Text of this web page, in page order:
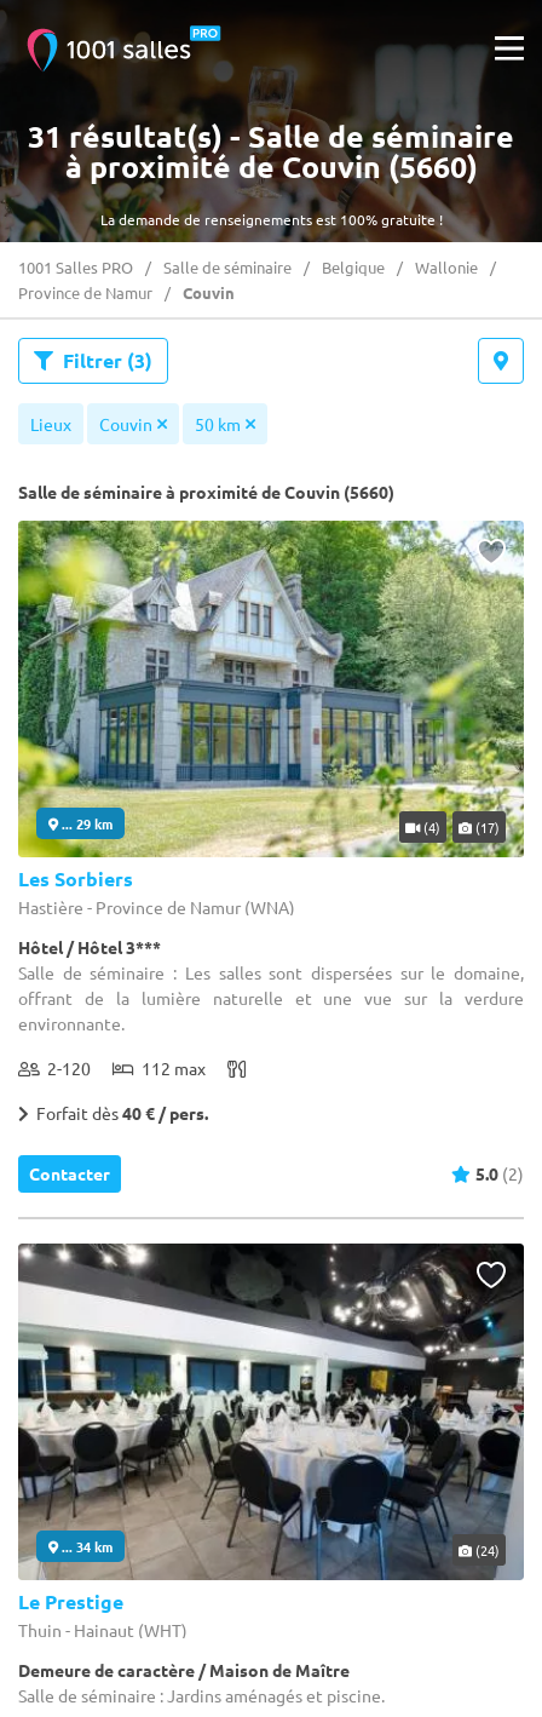
La demande de renseignements est 100% gratuite !
31 résultat(s) - Salle de séminaire
à proximité de Couvin (5660)
1001 Salles PRO Salle de séminaire Belgique
Wallonie
Province de Namur
Couvin
Filtrer (3)
Lieux Couvin 50 km
Salle de séminaire à proximité de Couvin (5660)
... 29 km (4) (17)
Les Sorbiers
Hastière - Province de Namur (WNA)
Hôtel / Hôtel 3***
Salle de séminaire : Les salles sont dispersées sur le domaine,
offrant de la lumière naturelle et une vue sur la verdure
environnante.
2-120 112 max
Forfait dès40 € / pers.
Contacter 5.0 (2)
... 34 km (24)
Le Prestige
Thuin - Hainaut (WHT)
Demeure de caractère / Maison de Maître
Salle de séminaire : Jardins aménagés et piscine.